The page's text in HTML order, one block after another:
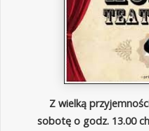
Z wielką
sobotę o godz. 13.00